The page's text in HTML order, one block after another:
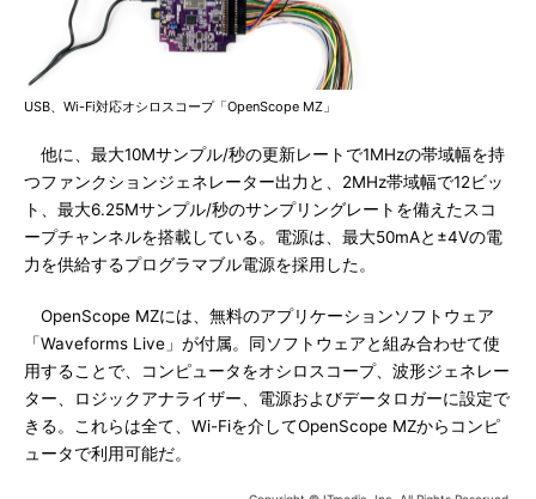
USB、Wi-Fi対応オシロスコープ「OpenScope MZ」
他に、最大10Mサンプル/秒の更新レートで1MHzの帯域幅を持
つファンクションジェネレーター出力と、2MHz帯域幅で12ビッ
ト、最大6.25Mサンプル/秒のサンプリングレートを備えたスコ
ープチャンネルを搭載している。電源は、最大50mAと±4Vの電
力を供給するプログラマブル電源を採用した。
OpenScope MZには、無料のアプリケーションソフトウェア
「Waveforms Live」が付属。同ソフトウェアと組み合わせて使
用することで、コンピュータをオシロスコープ、波形ジェネレー
ター、ロジックアナライザー、電源およびデータロガーに設定で
きる。これらは全て、Wi-Fiを介してOpenScope MZからコンピ
ュータで利用可能だ。